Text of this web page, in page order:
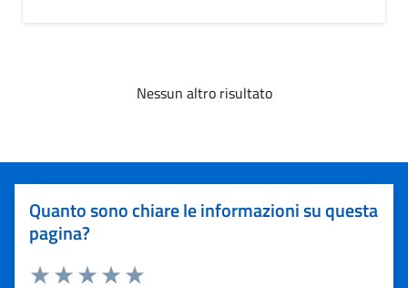
Nessun altro risultato
Quanto sono chiare le informazioni su questa
pagina?